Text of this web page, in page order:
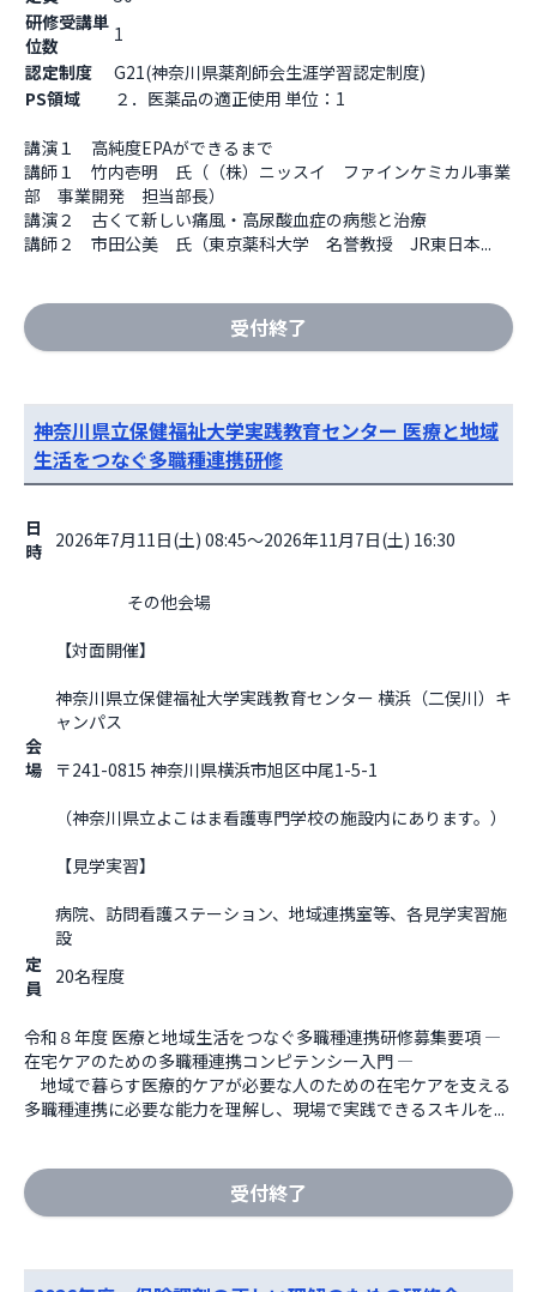
研修受講単
位数
1
認定制度
G21(神奈川県薬剤師会生涯学習認定制度)
PS領域
２．医薬品の適正使用 単位：1
講演１　高純度EPAができるまで
講師１　竹内壱明　氏（（株）ニッスイ　ファインケミカル事業
部　事業開発　担当部長）
講演２　古くて新しい痛風・高尿酸血症の病態と治療
講師２　市田公美　氏（東京薬科大学　名誉教授　JR東日本...
受付終了
神奈川県⽴保健福祉⼤学実践教育センター 医療と地域
生活をつなぐ多職種連携研修
日
時 2026年7月11日(土) 08:45～2026年11月7日(土) 16:30
会
場
【対面開催】
神奈川県立保健福祉大学実践教育センター 横浜（二俣川）キ
ャンパス
〒241-0815 神奈川県横浜市旭区中尾1-5-1
（神奈川県立よこはま看護専門学校の施設内にあります。）
【見学実習】
病院、訪問看護ステーション、地域連携室等、各見学実習施
設
定
員
20名程度
令和８年度 医療と地域生活をつなぐ多職種連携研修募集要項 ―
在宅ケアのための多職種連携コンピテンシー入門 ―
地域で暮らす医療的ケアが必要な人のための在宅ケアを支える
多職種連携に必要な能力を理解し、現場で実践できるスキルを...
受付終了